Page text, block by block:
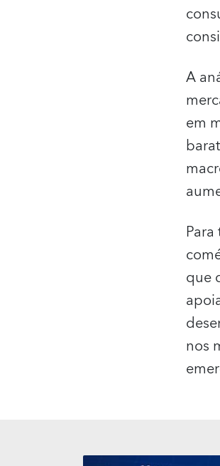
A
em
que
nos